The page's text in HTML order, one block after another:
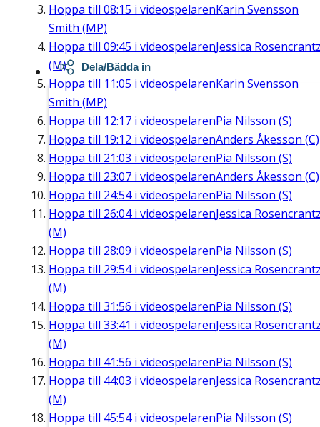
Hoppa till 08:15 i videospelarenKarin Svensson
Smith (MP)
Hoppa till 09:45 i videospelarenJessica
(M)
Hoppa till 11:05 i videospelarenKarin Svensson
Smith (MP)
Hoppa till 12:17 i videospelarenPia Nilsson (S)
Hoppa till 19:12 i videospelarenAnders Åkesson (C)
Hoppa till 21:03 i videospelarenPia Nilsson (S)
Hoppa till 23:07 i videospelarenAnders Åkesson (C)
Hoppa till 24:54i videospelarenPia Nilsson (S)
Hoppa till 26:04i videospelarenJessica
(M)
Hoppa till 28:09 i videospelarenPia Nilsson (S)
Hoppa till 29:54i videospelarenJessica
(M)
Hoppa till 31:56 i videospelarenPia Nilsson (S)
Hoppa till 33:41 i videospelarenJessica
(M)
Hoppa till 41:56 i videospelarenPia Nilsson (S)
Hoppa till 44:03 i videospelarenJessica
(M)
Hoppa till 45:54i videospelarenPia Nilsson (S)
Dela/Bädda in